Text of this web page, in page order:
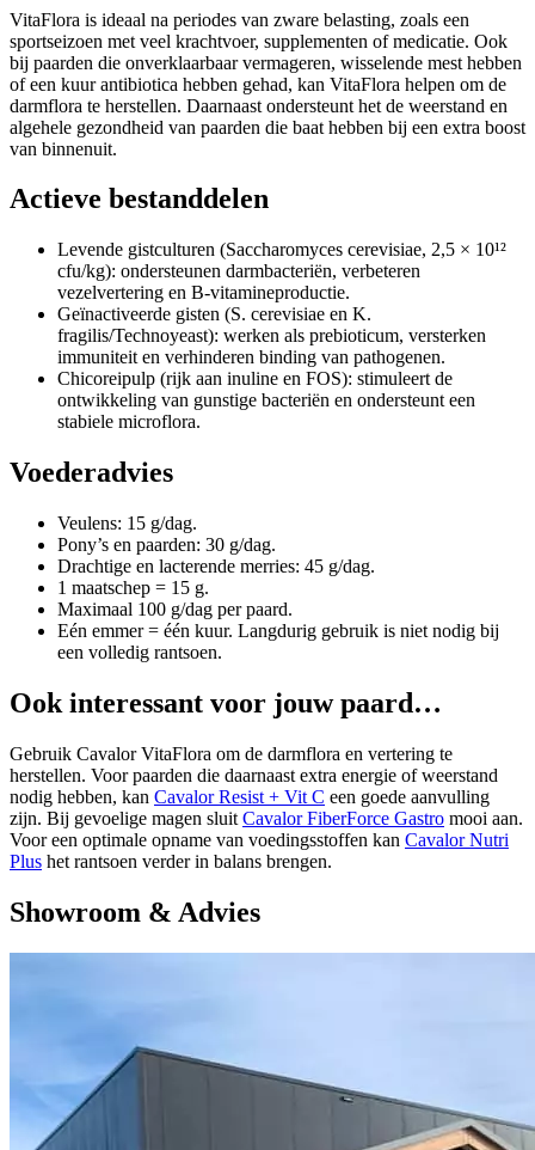
VitaFlora is ideaal na periodes van zware belasting, zoals een
sportseizoen met veel krachtvoer, supplementen of medicatie. Ook
bij paarden die onverklaarbaar vermageren, wisselende mest hebben
of een kuur antibiotica hebben gehad, kan VitaFlora helpen om de
darmflora te herstellen. Daarnaast ondersteunt het de weerstand en
algehele gezondheid van paarden die baat hebben bij een extra boost
van binnenuit.
Actieve bestanddelen
Levende gistculturen (Saccharomyces cerevisiae, 2,5 × 10¹²
cfu/kg): ondersteunen darmbacteriën, verbeteren
vezelvertering en B-vitamineproductie.
Geïnactiveerde gisten (S. cerevisiae en K.
fragilis/Technoyeast): werken als prebioticum, versterken
immuniteit en verhinderen binding van pathogenen.
Chicoreipulp (rijk aan inuline en FOS): stimuleert de
ontwikkeling van gunstige bacteriën en ondersteunt een
stabiele microflora.
Voederadvies
Veulens: 15 g/dag.
Pony’s en paarden: 30 g/dag.
Drachtige en lacterende merries: 45 g/dag.
1 maatschep = 15 g.
Maximaal 100 g/dag per paard.
Eén emmer = één kuur. Langdurig gebruik is niet nodig bij
een volledig rantsoen.
Ook interessant voor jouw paard…
Gebruik Cavalor VitaFlora om de darmflora en vertering te
herstellen. Voor paarden die daarnaast extra energie of weerstand
nodig hebben, kan Cavalor Resist + Vit C een goede aanvulling
zijn. Bij gevoelige magen sluit Cavalor FiberForce Gastro mooi aan.
Voor een optimale opname van voedingsstoffen kan Cavalor Nutri
Plus het rantsoen verder in balans brengen.
Showroom & Advies